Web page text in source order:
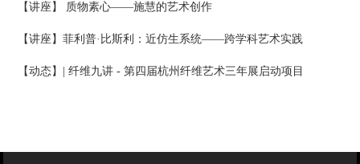
【讲座】 质物素心——施慧的艺术创作
【讲座】菲利普·比斯利：近仿生系统——跨学科艺术实践
【动态】| 纤维九讲 - 第四届杭州纤维艺术三年展启动项目